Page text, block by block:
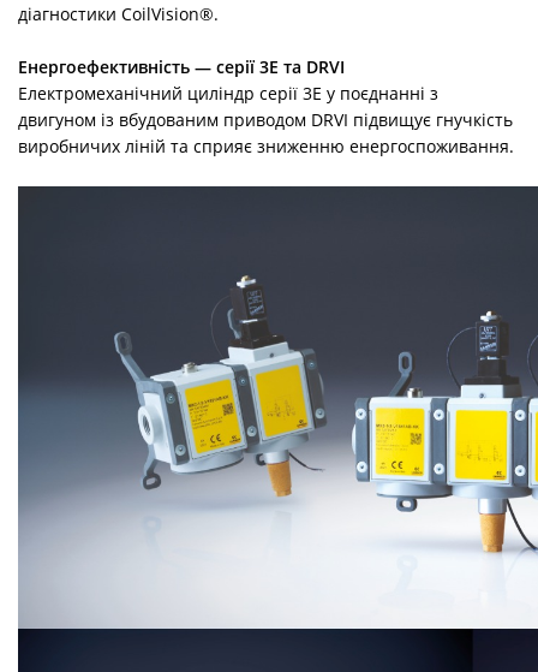
діагностики CoilVision®.
Енергоефективність — серії 3E та DRVI
Електромеханічний циліндр серії 3E у поєднанні з
двигуном із вбудованим приводом DRVI підвищує гнучкість
виробничих ліній та сприяє зниженню енергоспоживання.